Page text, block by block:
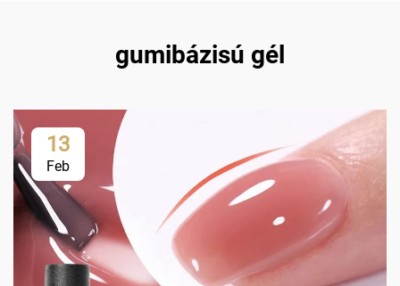
gumibázisú gél
13
Feb